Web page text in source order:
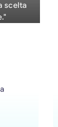
scelta